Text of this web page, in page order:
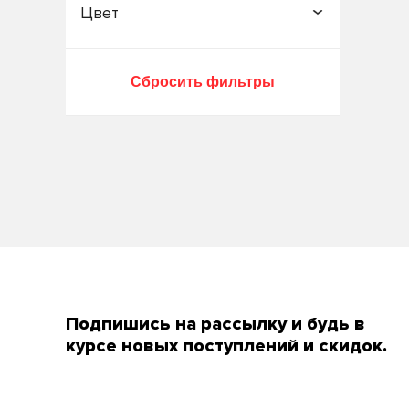
Цвет
Зеленый
Красный
Сбросить фильтры
Подпишись на рассылку и будь в
курсе новых поступлений и скидок.